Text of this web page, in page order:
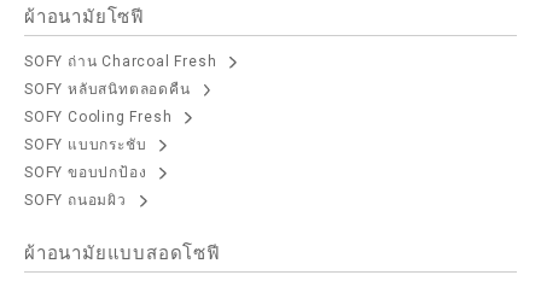
ผ้าอนามัยโซฟี
SOFY ถ่าน Charcoal Fresh
SOFY หลับสนิทตลอดคืน
SOFY Cooling Fresh
SOFY แบบกระชับ
SOFY ขอบปกป้อง
SOFY ถนอมผิว
ผ้าอนามัยแบบสอดโซฟี